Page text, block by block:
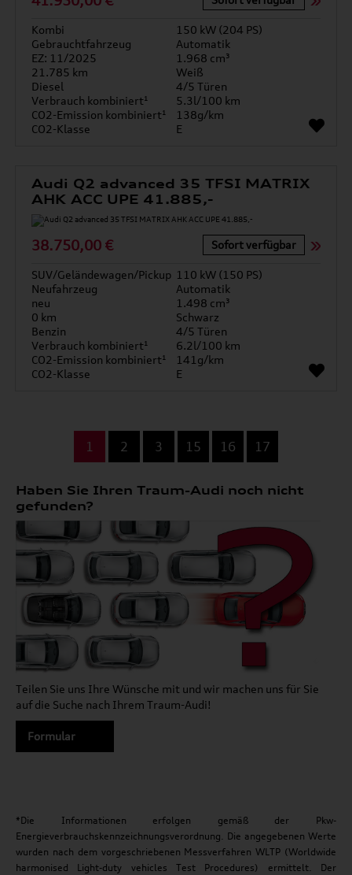
Kombi
150 kW (204 PS)
Gebrauchtfahrzeug
Automatik
EZ: 11/2025
1.968 cm³
21.785 km
Weiß
Diesel
4/5 Türen
Verbrauch kombiniert¹
5.3l/100 km
CO2-Emission kombiniert¹
138g/km
CO2-Klasse
E
Audi Q2 advanced 35 TFSI MATRIX
AHK ACC UPE 41.885,-
38.750,00 € Sofort verfügbar
SUV/Geländewagen/Pickup 110 kW (150 PS)
Neufahrzeug
Automatik
neu
1.498 cm³
0 km
Schwarz
Benzin
4/5 Türen
Verbrauch kombiniert¹
6.2l/100 km
CO2-Emission kombiniert¹
141g/km
CO2-Klasse
E
1 2 3 15 16 17
Haben Sie Ihren Traum-Audi noch nicht
gefunden?
Teilen Sie uns Ihre Wünsche mit und wir machen uns für Sie
auf die Suche nach Ihrem Traum-Audi!
Formular
*Die Informationen erfolgen gemäß der Pkw-
Energieverbrauchskennzeichnungsverordnung. Die angegebenen Werte
wurden nach dem vorgeschriebenen Messverfahren WLTP (Worldwide
harmonised Light-duty vehicles Test Procedures) ermittelt. Der